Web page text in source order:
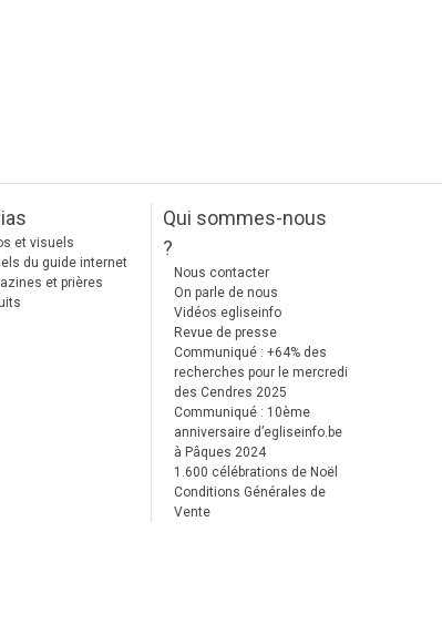
et visuels
du guide internet
et prières
Qui sommes-nous
?
Nous contacter
On parle de nous
Vidéos egliseinfo
Revue de presse
Communiqué : +64% des
recherches pour le mercredi
des Cendres 2025
Communiqué : 10ème
anniversaire d’egliseinfo.be
à Pâques 2024
1.600 célébrations de Noël
Conditions Générales de
Vente